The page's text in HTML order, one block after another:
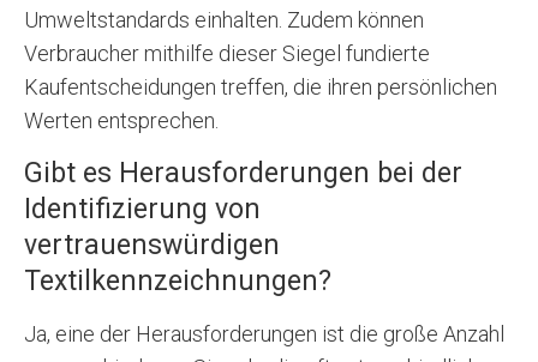
Umweltstandards einhalten. Zudem können
Verbraucher mithilfe dieser Siegel fundierte
Kaufentscheidungen treffen, die ihren persönlichen
Werten entsprechen.
Gibt es Herausforderungen bei der
Identifizierung von
vertrauenswürdigen
Textilkennzeichnungen?
Ja, eine der Herausforderungen ist die große Anzahl